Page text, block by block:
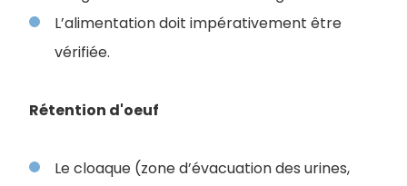
L’alimentation doit impérativement être
vérifiée.
Rétention d'oeuf
Le cloaque (zone d’évacuation des urines,